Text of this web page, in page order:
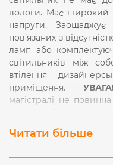
вологи. Має широкий
напруги. Заощаджує
пов’язаних з
ламп або
світильників між
втілення
приміщення.
магістралі не
одну магістраль
високоякісного
Читати більше